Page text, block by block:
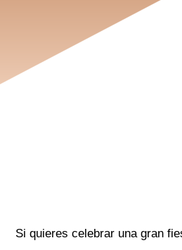
Si quieres celebrar una gran